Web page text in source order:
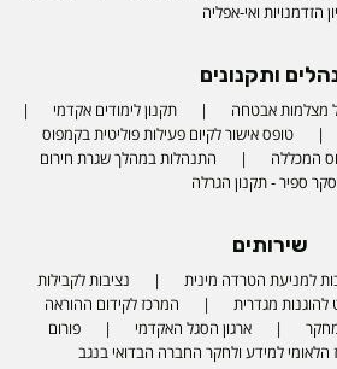
הזדמנויות ואי-אפליה
ותקנונים
מצלמות אבטחה
תקנון לימודים אקדמי
טופס אישור לקיום פעילות פוליטית בקמפוס
המכללה
התנהלות במהלך שגרת חירום
סקר ספיר - תקנון הגרלה
שירותים
למניעת הטרדה מינית
נציבות לקבילות
להוגנות מגדרית
המרכז לקידום ההוראה
ארגון הסגל האקדמי
פורום
הלאומי למידע ולחקר החברה הבדואי בנגב